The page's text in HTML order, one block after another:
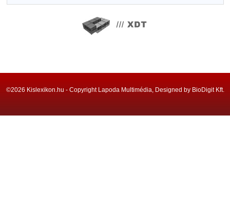
©2026 Kislexikon.hu - Copyright Lapoda Multimédia, Designed by BioDigit Kft.